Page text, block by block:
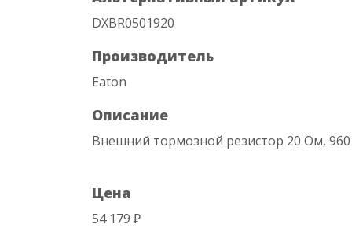
DXBR0501920
Производитель
Eaton
Описание
Внешний тормозной резистор 20 Ом,
Цена
54 179 ₽